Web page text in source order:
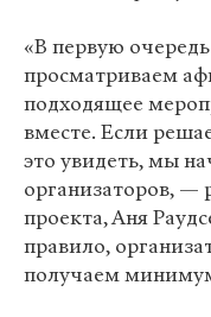
«В первую
просматриваем
подходящее
вместе. Если
это увидеть, мы
организаторов, —
проекта, Аня
правило,
получаем